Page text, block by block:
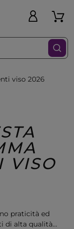
viso 2026
VISO
praticità ed
di alta qualità,
Filtra